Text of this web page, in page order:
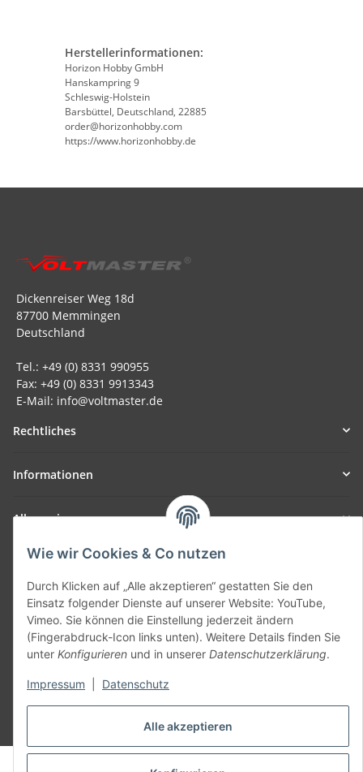
Alle akzeptieren
Wie wir Cookies & Co nutzen
Durch Klicken auf „Alle akzeptieren“ gestatten Sie den
Einsatz folgender Dienste auf unserer Website: YouTube,
Vimeo. Sie können die Einstellung jederzeit ändern
(Fingerabdruck-Icon links unten). Weitere Details finden Sie
unter Konfigurieren und in unserer Datenschutzerklärung.
Impressum Datenschutz
Herstellerinformationen:
Horizon Hobby GmbH
Hanskampring 9
Schleswig-Holstein
Barsbüttel, Deutschland, 22885
order@horizonhobby.com
https://www.horizonhobby.de
Dickenreiser Weg 18d
87700 Memmingen
Deutschland
Tel.: +49 (0) 8331 990955
Fax: +49 (0) 8331 9913343
E-Mail: info@voltmaster.de
Rechtliches
Informationen
Allgemein
Teil unseres Netzwerks:
SmoliTec - Safety. Simplified. Worldwide. ( B2B Shop )
Vertrag widerrufen
* Alle Preise inkl. gesetzlicher USt., zzgl.Versand
© voltmaster.de